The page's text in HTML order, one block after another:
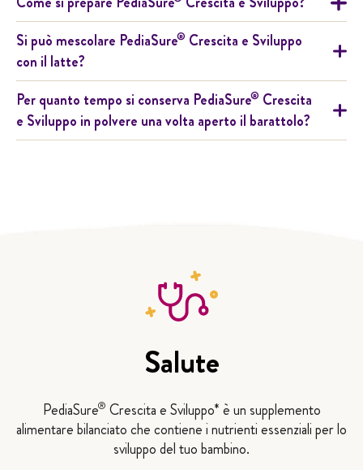
Si può mescolare PediaSure® Crescita e Sviluppo
con il latte?
Per quanto tempo si conserva PediaSure® Crescita
e Sviluppo in polvere una volta aperto il barattolo?
Salute
PediaSure® Crescita e Sviluppo* è un supplemento
alimentare bilanciato che contiene i nutrienti essenziali per lo
sviluppo del tuo bambino.